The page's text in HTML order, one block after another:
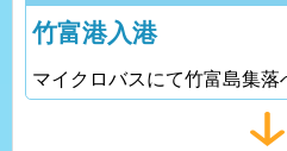
竹富港入港
マイクロバスにて竹富島集落